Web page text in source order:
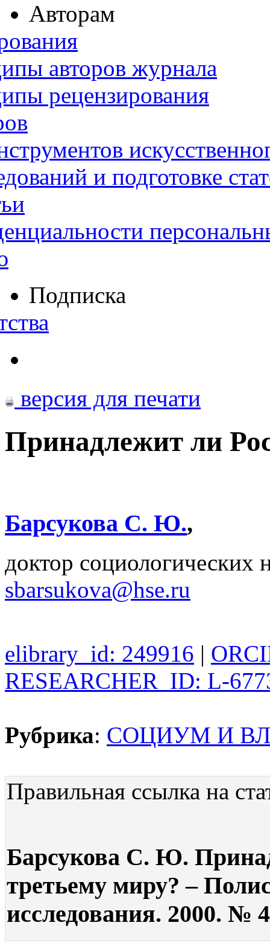
Авторам
авторов журнала
рецензирования
и подготовке
Подписка
версия для печати
Принадлежит ли
Барсукова С. Ю.,
доктор
sbarsukova@hse.ru
elibrary_id: 249916 |
RESEARCHER_ID: L-
Рубрика: СОЦИУМ И
Правильная ссылка на
Барсукова С. Ю.
третьему миру? –
исследования. 2000. №